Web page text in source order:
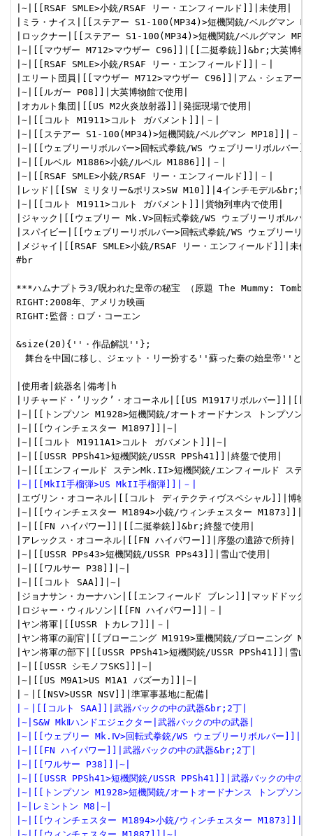
|~|[[RSAF SMLE>小銃/RSAF リー・エンフィールド]]|未使用|
|ミラ・ナイス|[[ステアー S1-100(MP34)>短機関銃/ベルグマン
|ロックナー|[[ステアー S1-100(MP34)>短機関銃/ベルグマン
|~|[[マウザー M712>マウザー C96]]|[[二挺拳銃]]&br;大英博物
|~|[[RSAF SMLE>小銃/RSAF リー・エンフィールド]]|－|
|エリート団員|[[マウザー M712>マウザー C96]]|アム・シェアー
|~|[[ルガー P08]]|大英博物館で使用|
|オカルト集団|[[US M2火炎放射器]]|発掘現場で使用|
|~|[[コルト M1911>コルト ガバメント]]|－|
|~|[[ステアー S1-100(MP34)>短機関銃/ベルグマン MP18]]|－|
|~|[[ウェブリーリボルバー>回転式拳銃/WS ウェブリーリボルバ
|~|[[ルベル M1886>小銃/ルベル M1886]]|－|
|~|[[RSAF SMLE>小銃/RSAF リー・エンフィールド]]|－|
|レッド|[[SW ミリタリー&ポリス>SW M10]]|4インチモデル&br;冒
|~|[[コルト M1911>コルト ガバメント]]|貨物列車内で使用|
|ジャック|[[ウェブリー Mk.V>回転式拳銃/WS ウェブリーリボル
|スパイビー|[[ウェブリーリボルバー>回転式拳銃/WS ウェブリー
|メジャイ|[[RSAF SMLE>小銃/RSAF リー・エンフィールド]]|未使
#br
***ハムナプトラ3/呪われた皇帝の秘宝 （原題 The Mummy:
RIGHT:2008年、アメリカ映画
RIGHT:監督：ロブ・コーエン
&size(20){''・作品解説''};
舞台を中国に移し、ジェット・リー扮する''蘇った秦の始皇帝''と戦
|使用者|銃器名|備考|h
|リチャード・’リック’・オコーネル|[[US M1917リボルバー]]|[[
|~|[[トンプソン M1928>短機関銃/オートオードナンス トンプソ
|~|[[ウィンチェスター M1897]]|~|
|~|[[コルト M1911A1>コルト ガバメント]]|~|
|~|[[USSR PPSh41>短機関銃/USSR PPSh41]]|終盤で使用|
|~|[[MkII手榴弾>US MkII手榴弾]]|－|
|エヴリン・オコーネル|[[コルト ディテクティヴスペシャル]]|博物
|~|[[ウィンチェスター M1894>小銃/ウィンチェスター M1873]]|
|~|[[FN ハイパワー]]|[[二挺拳銃]]&br;終盤で使用|
|アレックス・オコーネル|[[FN ハイパワー]]|序盤の遺跡で所持|
|~|[[USSR PPs43>短機関銃/USSR PPs43]]|雪山で使用|
|~|[[ワルサー P38]]|~|
|~|[[コルト SAA]]|~|
|ジョナサン・カーナハン|[[エンフィールド ブレン]]|マッドドッグ
|ロジャー・ウィルソン|[[FN ハイパワー]]|－|
|ヤン将軍|[[USSR トカレフ]]|－|
|ヤン将軍の副官|[[ブローニング M1919>重機関銃/ブローニング
|ヤン将軍の部下|[[USSR PPSh41>短機関銃/USSR PPSh41]]|雪山
|~|[[USSR シモノフSKS]]|~|
|~|[[US M9A1>US M1A1 バズーカ]]|~|
|－|[[コルト SAA]]|武器バックの中の武器&br;2丁|
|~|S&W MkⅡハンドエジェクター|武器バックの中の武器|
|~|[[ウェブリー Mk.Ⅳ>回転式拳銃/WS ウェブリーリボルバー]]|~|
|~|[[FN ハイパワー]]|武器バックの中の武器&br;2丁|
|~|[[ワルサー P38]]|~|
|~|[[USSR PPSh41>短機関銃/USSR PPSh41]]|武器バックの中の
|~|[[トンプソン M1928>短機関銃/オートオードナンス トンプソ
|~|レミントン M8|~|
|~|[[ウィンチェスター M1894>小銃/ウィンチェスター M1873]]|~|
|~|[[ウィンチェスター M1887]]|~|